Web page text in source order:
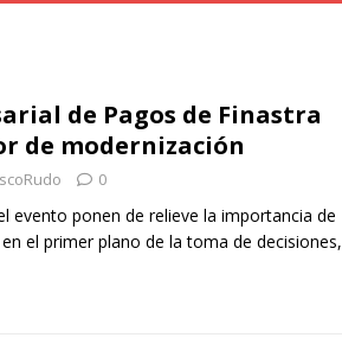
de Pagos de Finastra
de modernización
0
evento ponen de relieve la importancia de
el primer plano de la toma de decisiones,